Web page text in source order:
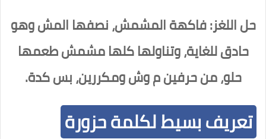
حل اللغز: فاكهة المشمش، نصفها المش وهو
حادق للغاية، وتناولها كلها مشمش طعمها
حلو، من حرفين م وش ومكررين، بس كدة.
تعريف بسيط لكلمة حزورة